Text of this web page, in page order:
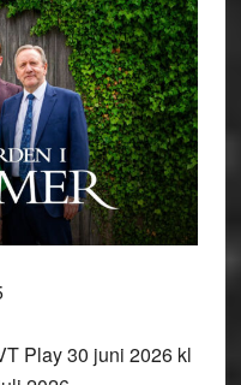
Play 30 juni 2026 kl